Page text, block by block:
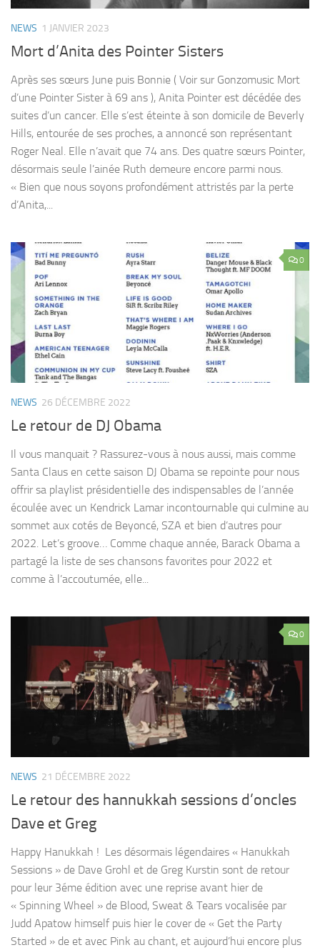
NEWS 1 JANVIER 2023
Mort d’Anita des Pointer Sisters
Après ses sœurs June puis Bonnie ( Voir sur Gonzomusic Mort
d’une Pointer Sister à 69 ans ), Anita Pointer est décédée des
suites d’un cancer. Elle s’est éteinte à son domicile de Beverly
Hills, entourée de ses proches, a annoncé son représentant
Roger Neal. Elle n’avait que 74 ans. Des quatre sœurs Pointer,
désormais seule l’ainée Ruth demeure encore parmi nous.
« Bien que nous soyons profondément attristés par la perte
d’Anita,...
0
NEWS 26 DÉCEMBRE 2022
Le retour de DJ Obama
Il vous manquait ? Rassurez-vous à nous aussi, mais comme
Santa Claus en cette saison DJ Obama se repointe pour nous
offrir sa playlist présidentielle des indispensables de l’année
écoulée avec un Kendrick Lamar incontournable qui culmine au
sommet aux cotés de Beyoncé, SZA et bien d’autres pour
2022. Let’s groove… Comme chaque année, Barack Obama a
partagé la liste de ses chansons favorites pour 2022 et
comme à l’accoutumée, elle...
0
NEWS 21 DÉCEMBRE 2022
Le retour des hannukkah sessions d’oncles
Dave et Greg
Happy Hanukkah ! Les désormais légendaires « Hanukkah
Sessions » de Dave Grohl et de Greg Kurstin sont de retour
pour leur 3éme édition avec une reprise avant hier de
« Spinning Wheel » de Blood, Sweat & Tears vocalisée par
Judd Apatow himself puis hier le cover de « Get the Party
Started » de et avec Pink au chant, et aujourd’hui encore plus